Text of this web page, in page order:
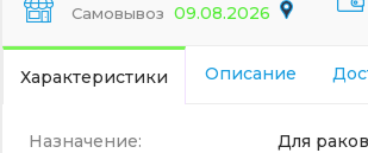
Самовывоз 09.08.2026
Характеристики Описание
Назначение:
Для